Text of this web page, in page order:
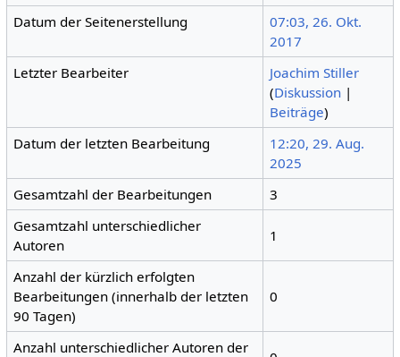
Datum der Seitenerstellung
07:03, 26. Okt.
2017
Letzter Bearbeiter
Joachim Stiller
(Diskussion |
Beiträge)
Datum der letzten Bearbeitung
12:20, 29. Aug.
2025
Gesamtzahl der Bearbeitungen
3
Gesamtzahl unterschiedlicher
Autoren
1
Anzahl der kürzlich erfolgten
Bearbeitungen (innerhalb der letzten
90 Tagen)
0
Anzahl unterschiedlicher Autoren der